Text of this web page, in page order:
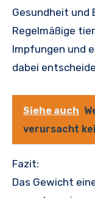
Gesundheit und
Regelmäßige
Impfungen und
dabei
Siehe auch
verursacht
Fazit:
Das Gewicht